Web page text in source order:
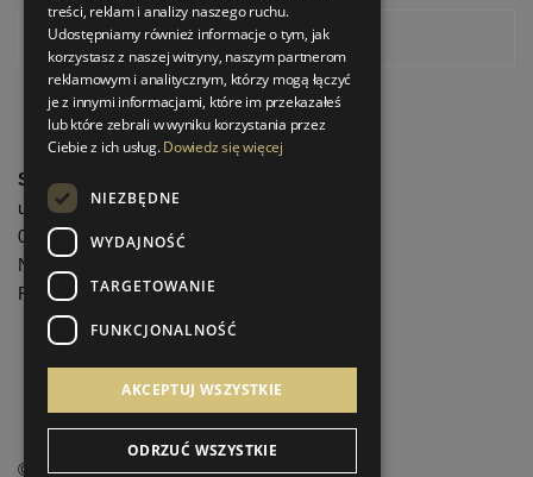
Pinterest
StrefaLuksusu.pl
ul. Bartycka 24/26 Pawilon 227
00-716 Warszawa
NIP: 8251972213
REGON: 06035139
Menu informacyjne
© StrefaLuksusu.pl
treści, reklam i analizy naszego ruchu.
Udostępniamy również informacje o tym, jak
korzystasz z naszej witryny, naszym partnerom
reklamowym i analitycznym, którzy mogą łączyć
je z innymi informacjami, które im przekazałeś
lub które zebrali w wyniku korzystania przez
Ciebie z ich usług.Dowiedz się więcej
NIEZBĘDNE
WYDAJNOŚĆ
TARGETOWANIE
FUNKCJONALNOŚĆ
AKCEPTUJ WSZYSTKIE
ODRZUĆ WSZYSTKIE